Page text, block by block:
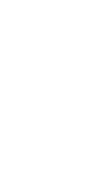
Gytė
tai nacionalinis
moksleiviams,
vietovėse, kuriuo
inovatyvaus ir
– paskatinti
ūkiu, suvokti jo
ūkyje bei sukurti
informacija su